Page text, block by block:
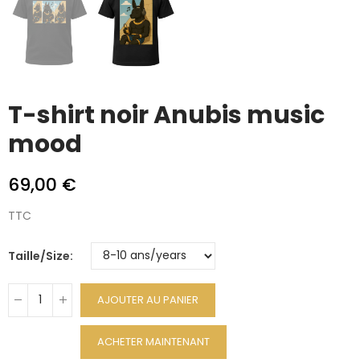
T-shirt noir Anubis music
mood
69,00 €
TTC
Taille/Size
AJOUTER AU PANIER
ACHETER MAINTENANT